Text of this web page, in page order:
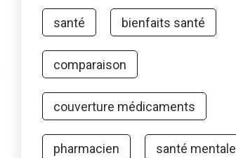
santé bienfaits santé
comparaison
couverture médicaments
pharmacien santé mentale